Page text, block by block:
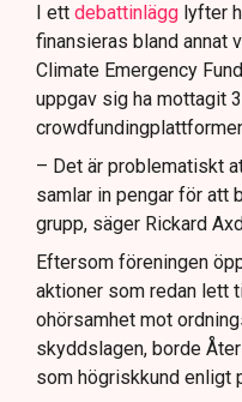
I ett debattinlägg lyfter
finansieras bland annat
Climate Emergency
uppgav sig ha mottagit
– Det är problematiskt
samlar in pengar för att
grupp, säger Rickard
Eftersom föreningen
aktioner som redan lett
ohörsamhet mot
skyddslagen, borde
som högriskkund enligt